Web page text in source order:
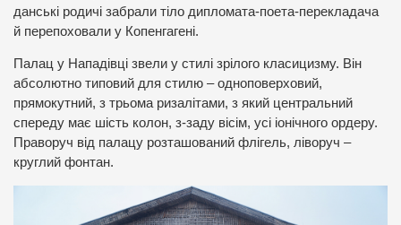
данські родичі забрали тіло дипломата-поета-перекладача
й перепоховали у Копенгагені.
Палац у Нападівці звели у стилі зрілого класицизму. Він
абсолютно типовий для стилю – одноповерховий,
прямокутний, з трьома ризалітами, з який центральний
спереду має шість колон, з-заду вісім, усі іонічного ордеру.
Праворуч від палацу розташований флігель, ліворуч –
круглий фонтан.